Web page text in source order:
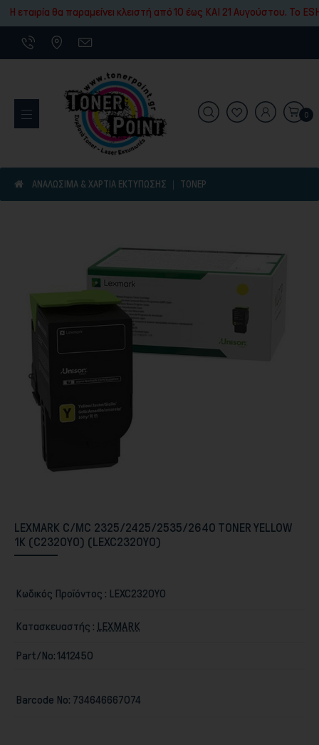
εταιρία θα παραμείνει κλειστή από 10 έως ΚΑΙ 21 Αυγούστου. To
Εκτυπωτικά Μηχανήματα
Είδη γραφικής ύλης
Περιφερειακά PC & Οθόνες
0
ΑΝΑΛΩΣΙΜΑ & ΧΑΡΤΙΑ ΕΚΤΥΠΩΣΗΣ ΤΌΝΕΡ
LEXMARK C/MC 2325/2425/2535/2640 TONER YELLOW
1K (C2320Y0) (LEXC2320Y0)
Κωδικός Προϊόντος : LEXC2320Y0
Κατασκευαστής : LEXMARK
Part/No:1412450
Barcode No: 734646667074